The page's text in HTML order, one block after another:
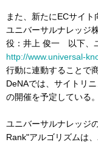
また、新たにECサイト
ユニバーサルナレッジ
役：井上 俊一 以下、
http://www.universal-
行動に連動することで
DeNAでは、サイトリ
の開催を予定している。
ユニバーサルナレッジ
Rank"アルゴリズムは